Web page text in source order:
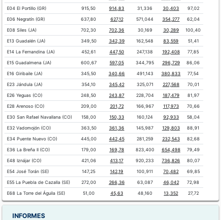
E04 El Portillo (GR)
915,50 914,83 31,336 30,403
97,02
E06 Negratín (GR)
637,80 627,12 571,044 354,277
62,04
E08 Siles (JA)
702,30 702,36 30,169 30,289
100,40
E13 Guadalén (JA)
349,50 342,39 162,548 83,559
51,41
E14 La Fernandina (JA)
452,61 447,50 247,138 192,408
77,85
E15 Guadalmena (JA)
600,67 597,05 344,795 296,729
86,06
E16 Giribaile (JA)
345,50 340,66 491,143 380,833
77,54
E23 Jándula (JA)
354,10 345,42 325,071 227,568
70,01
E26 Yeguas (CO)
248,50 243,87 228,704 187,479
81,97
E28 Arenoso (CO)
209,00 201,72 166,967 117,973
70,66
E30 San Rafael Navallana (CO)
158,00 150,33 160,124 92,933
58,04
E32 Vadomojón (CO)
363,50 361,36 145,987 129,803
88,91
E34 Puente Nuevo (CO)
445,00 442,45 281,259 232,543
82,68
E36 La Breña II (CO)
179,00 169,78 823,400 654,498
79,49
E48 Iznájar (CO)
421,06 413,17 920,233 736,826
80,07
E54 José Torán (SE)
147,25 142,19 100,911 70,482
69,85
E55 La Puebla de Cazalla (SE)
272,00 266,36 63,087 46,042
72,98
E68 La Torre del Águila (SE)
51,00 45,63 48,160 13,352 27,72
INFORMES